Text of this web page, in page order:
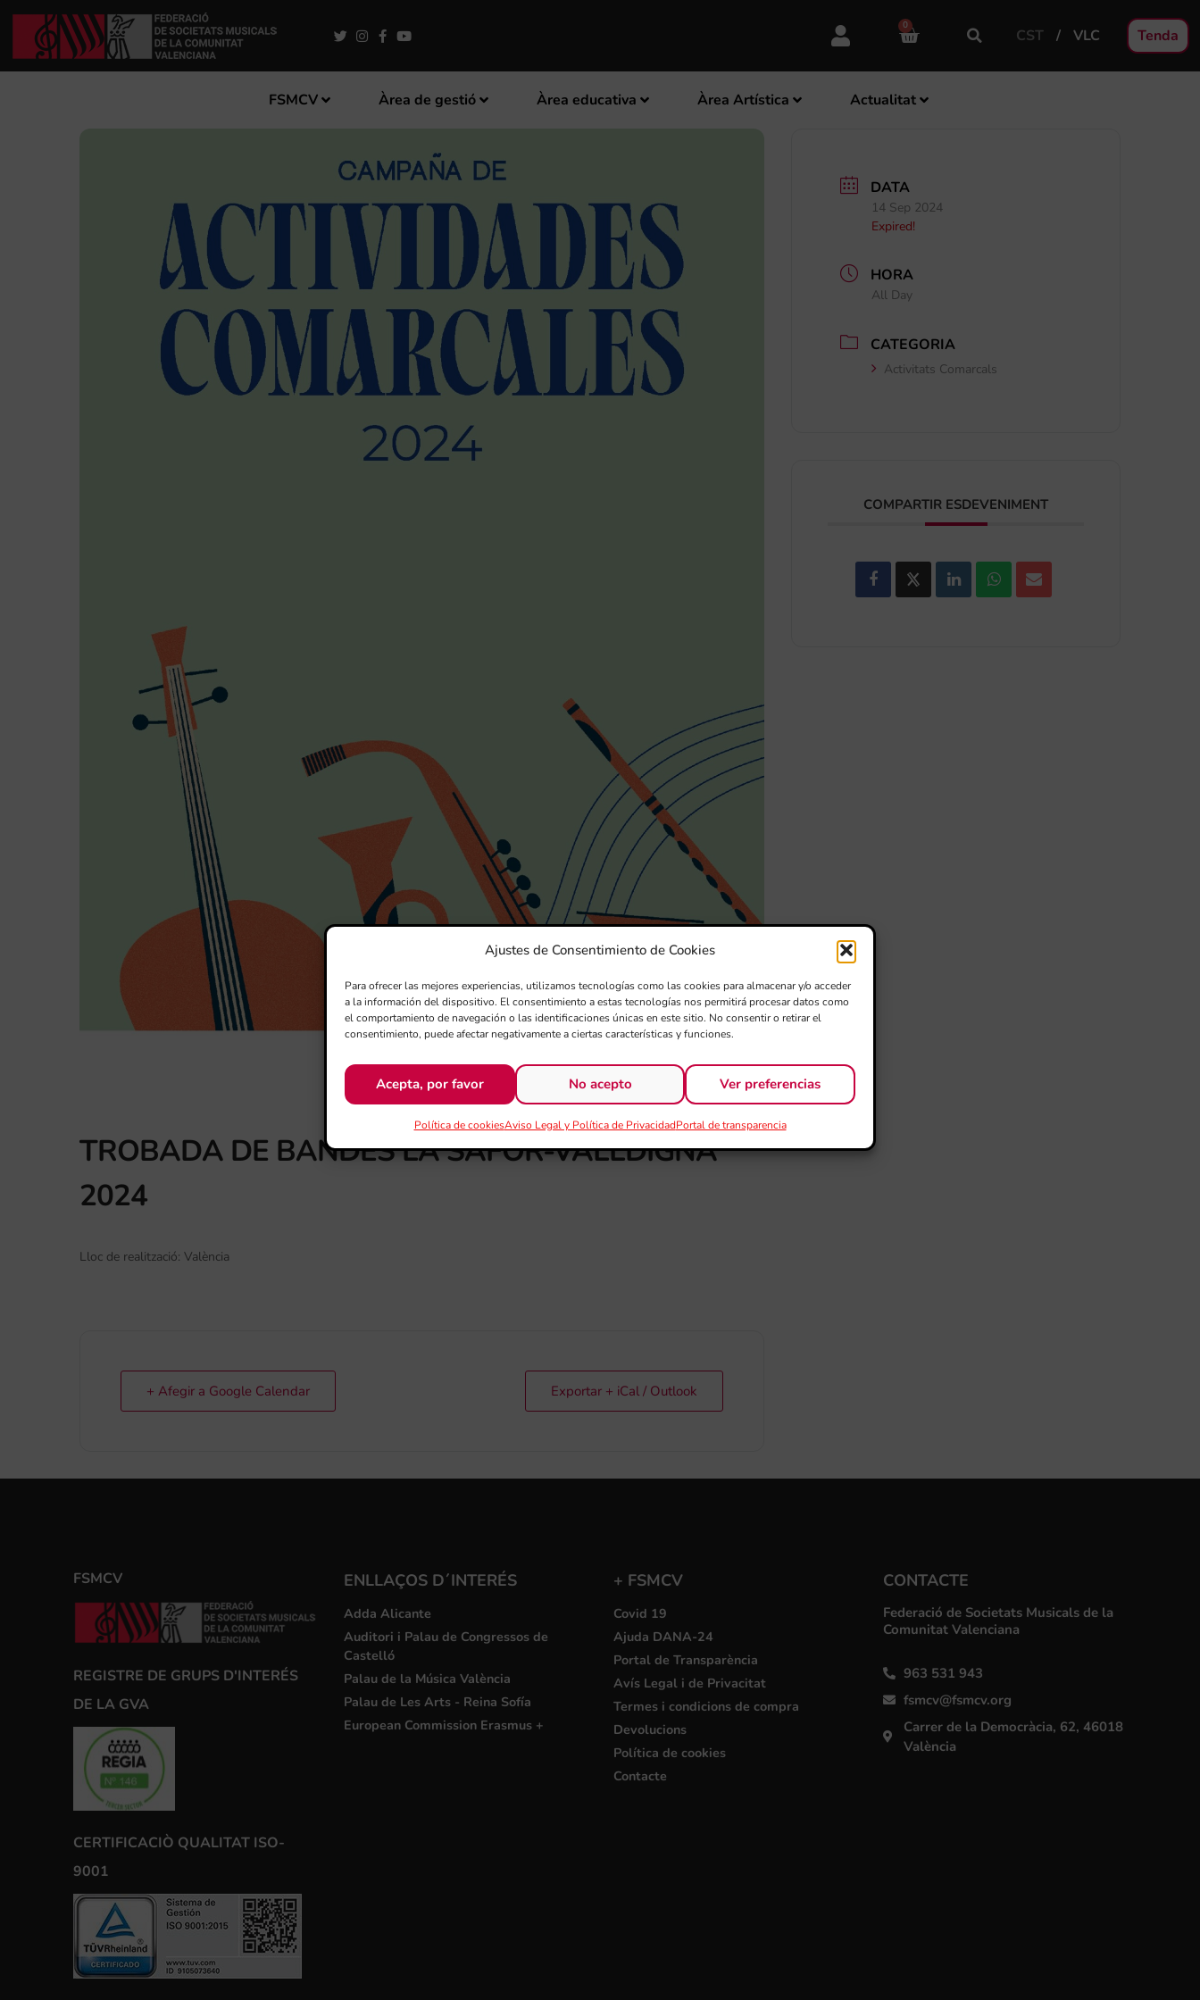
Ajustes de Consentimiento de Cookies
Para ofrecer las mejores experiencias, utilizamos tecnologías como las cookies para almacenar y/o acceder
a la información del dispositivo. El consentimiento a estas tecnologías nos permitirá procesar datos como
el comportamiento de navegación o las identificaciones únicas en este sitio. No consentir o retirar el
consentimiento, puede afectar negativamente a ciertas características y funciones.
Acepta, por favor No acepto Ver preferencias
Política de cookiesAviso Legal y Política de PrivacidadPortal de transparencia
0
CST VLC Tenda
FSMCV Àrea de gestió Àrea educativa Àrea Artística Actualitat
TROBADA DE BANDES LA SAFOR-VALLDIGNA
2024
Lloc de realització: València
+ Afegir a Google Calendar Exportar + iCal / Outlook
DATA
14 Sep 2024
Expired!
HORA
All Day
CATEGORIA
Activitats Comarcals
COMPARTIR ESDEVENIMENT
FSMCV
REGISTRE DE GRUPS D'INTERÉS
DE LA GVA
CERTIFICACIÒ QUALITAT ISO-
9001
ENLLAÇOS D´INTERÉS
Adda Alicante
Auditori i Palau de Congressos de
Castelló
Palau de la Música València
Palau de Les Arts - Reina Sofía
European Commission Erasmus +
+ FSMCV
Covid 19
Ajuda DANA-24
Portal de Transparència
Avís Legal i de Privacitat
Termes i condicions de compra
Devolucions
Política de cookies
Contacte
CONTACTE
Federació de Societats Musicals de la
Comunitat Valenciana
963 531 943
fsmcv@fsmcv.org
Carrer de la Democràcia, 62, 46018
València